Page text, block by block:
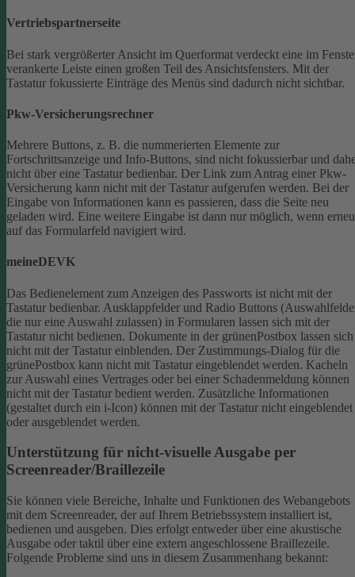
Vertriebspartnerseite
Bei stark vergrößerter Ansicht im Querformat verdeckt eine im
verankerte Leiste einen großen Teil des Ansichtsfensters. Mit der
Tastatur fokussierte Einträge des Menüs sind dadurch nicht sichtbar.
Pkw-Versicherungsrechner
Mehrere Buttons, z. B. die nummerierten Elemente zur
Fortschrittsanzeige und Info-Buttons, sind nicht fokussierbar und
nicht über eine Tastatur bedienbar. Der Link zum Antrag einer Pkw-
Versicherung kann nicht mit der Tastatur aufgerufen werden. Bei der
Eingabe von Informationen kann es passieren, dass die Seite neu
geladen wird. Eine weitere Eingabe ist dann nur möglich, wenn
auf das Formularfeld navigiert wird.
meineDEVK
Das Bedienelement zum Anzeigen des Passworts ist nicht mit der
Tastatur bedienbar. Ausklappfelder und Radio Buttons
die nur eine Auswahl zulassen) in Formularen lassen sich mit der
Tastatur nicht bedienen. Dokumente in der grünenPostbox lassen sich
nicht mit der Tastatur einblenden. Der Zustimmungs-Dialog für die
grünePostbox kann nicht mit Tastatur eingeblendet werden. Kacheln
zur Auswahl eines Vertrages oder bei einer Schadenmeldung können
nicht mit der Tastatur bedient werden. Zusätzliche Informationen
(gestaltet durch ein i-Icon) können mit der Tastatur nicht eingeblendet
oder ausgeblendet werden.
Unterstützung für nicht-visuelle Ausgabe per
Screenreader/Braillezeile
Sie können viele Bereiche, Inhalte und Funktionen des Webangebots
mit dem Screenreader, der auf Ihrem Betriebssystem installiert ist,
bedienen und ausgeben. Dies erfolgt entweder über eine akustische
Ausgabe oder taktil über eine extern angeschlossene Braillezeile.
Folgende Probleme sind uns in diesem Zusammenhang bekannt: